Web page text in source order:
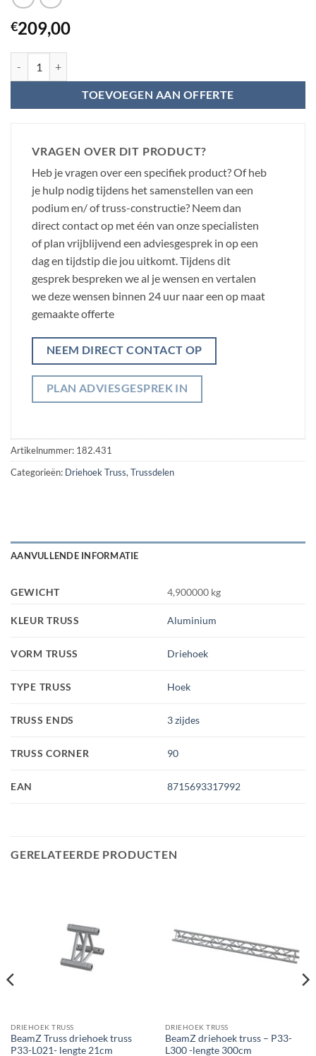
€209,00
TOEVOEGEN AAN OFFERTE
VRAGEN OVER DIT PRODUCT?
Heb je vragen over een specifiek product? Of heb
je hulp nodig tijdens het samenstellen van een
podium en/ of truss-constructie? Neem dan
direct contact op met één van onze specialisten
of plan vrijblijvend een adviesgesprek in op een
dag en tijdstip die jou uitkomt. Tijdens dit
gesprek bespreken we al je wensen en vertalen
we deze wensen binnen 24 uur naar een op maat
gemaakte offerte
NEEM DIRECT CONTACT OP
PLAN ADVIESGESPREK IN
Artikelnummer: 182.431
Categorieën: Driehoek Truss, Trussdelen
AANVULLENDE INFORMATIE
GEWICHT 4,900000 kg
KLEUR TRUSS Aluminium
VORM TRUSS Driehoek
TYPE TRUSS Hoek
TRUSS ENDS 3 zijdes
TRUSS CORNER 90
EAN 8715693317992
GERELATEERDE PRODUCTEN
DRIEHOEK TRUSS
BeamZ Truss driehoek truss
P33-L021- lengte 21cm
DRIEHOEK TRUSS
BeamZ driehoek truss – P33-
L300 -lengte 300cm